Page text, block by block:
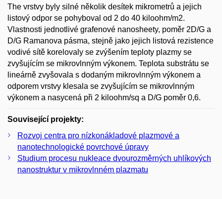
The vrstvy byly silné několik desítek mikrometrů a jejich
listový odpor se pohyboval od 2 do 40 kiloohm/m2.
Vlastnosti jednotlivé grafenové nanosheety, poměr 2D/G a
D/G Ramanova pásma, stejně jako jejich listová rezistence
vodivé sítě korelovaly se zvýšením teploty plazmy se
zvyšujícím se mikrovlnným výkonem. Teplota substrátu se
lineárně zvyšovala s dodaným mikrovlnným výkonem a
odporem vrstvy klesala se zvyšujícím se mikrovlnným
výkonem a nasycená při 2 kiloohm/sq a D/G poměr 0,6.
Související projekty:
Rozvoj centra pro nízkonákladové plazmové a
nanotechnologické povrchové úpravy
Studium procesu nukleace dvourozměrných uhlíkových
nanostruktur v mikrovlnném plazmatu